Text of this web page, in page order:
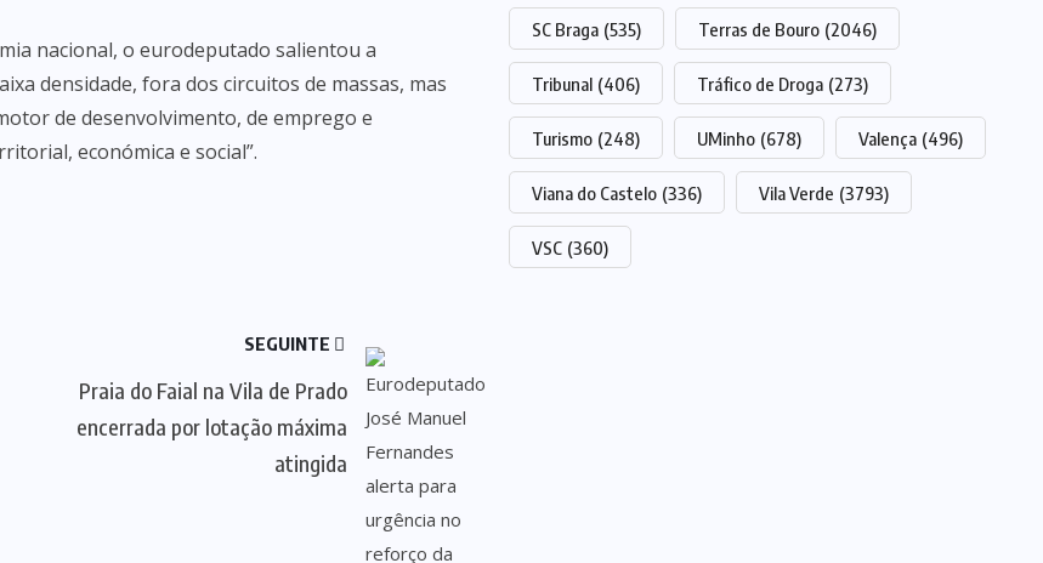
nacional, o eurodeputado salientou a
densidade, fora dos circuitos de massas, mas
de desenvolvimento, de emprego e
económica e social”.
SEGUINTE
Praia do Faial na Vila de Prado
encerrada por lotação máxima
atingida
SC Braga (535) Terras de Bouro (2046)
Tribunal (406) Tráfico de Droga (273)
Turismo (248) UMinho (678) Valença (496)
Viana do Castelo (336) Vila Verde (3793)
VSC (360)